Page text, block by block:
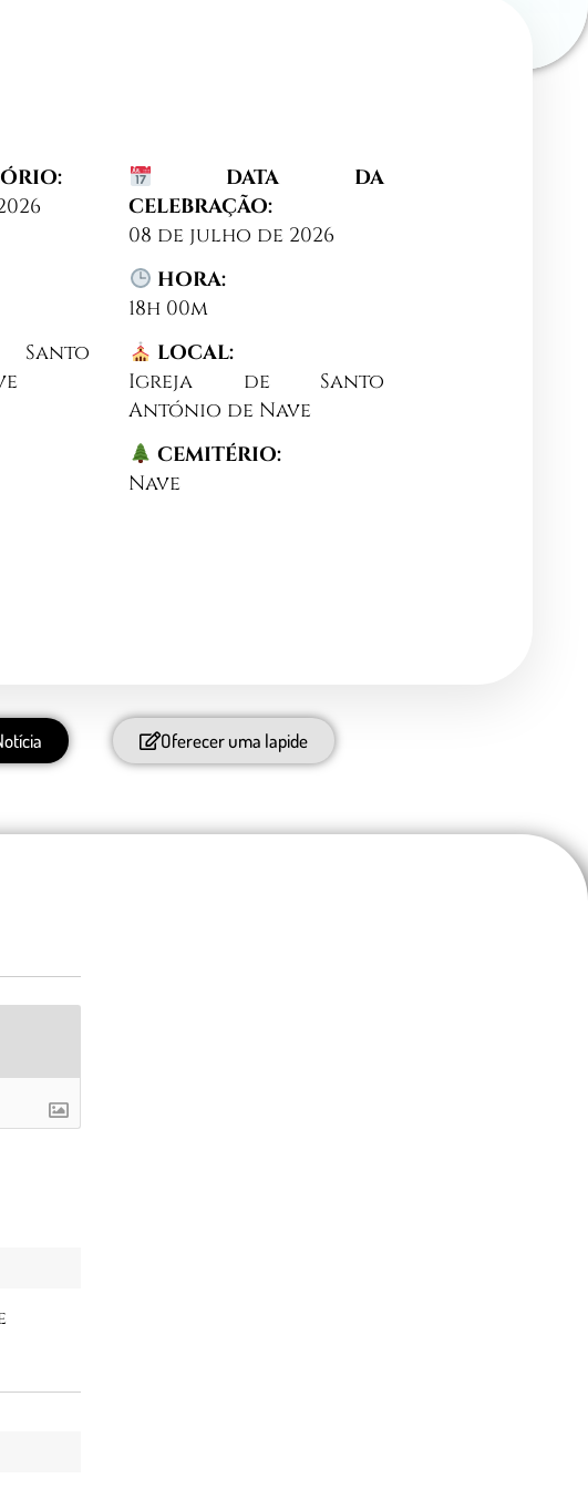
DATA DA
CELEBRAÇÃO:
08 de julho de 2026
HORA:
18h 00m
LOCAL:
Igreja de Santo
António de Nave
CEMITÉRIO:
Nave
Oferecer uma lapide